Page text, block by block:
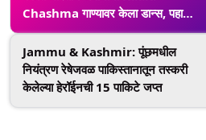
Chashma गाण्यावर केला डान्स, पहा
व्हिडिओ
Jammu & Kashmir: पूंछमधील
नियंत्रण रेषेजवळ पाकिस्तानातून तस्करी
केलेल्या हेरॉईनची 15 पाकिटे जप्त